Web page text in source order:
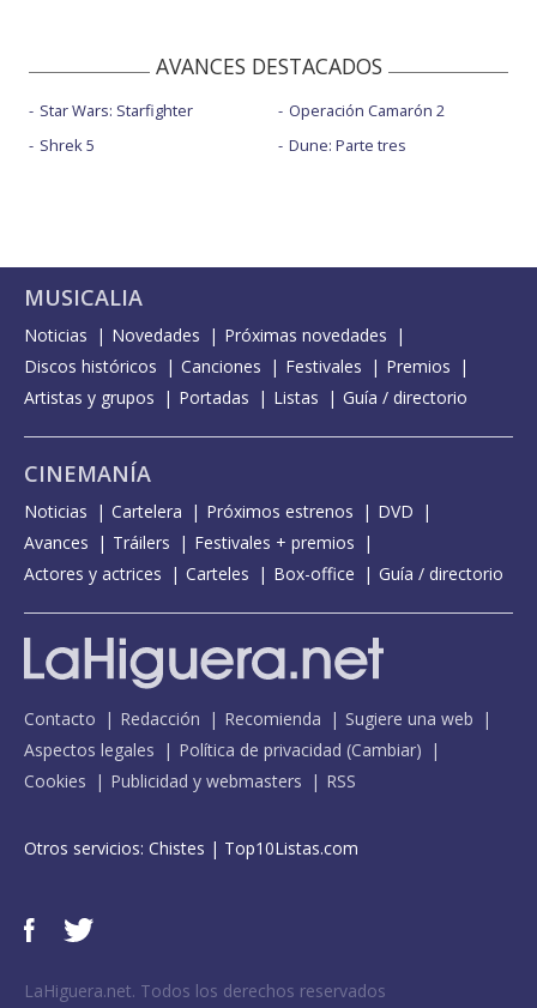
AVANCES DESTACADOS
Star Wars: Starfighter
Shrek 5
Operación Camarón 2
Dune: Parte tres
MUSICALIA
Noticias Novedades
Próximas novedades
Discos históricos
Canciones Festivales
Premios
Artistas y grupos
Portadas Listas Guía / directorio
CINEMANÍA
Noticias Cartelera Próximos estrenos
DVD
Avances
Tráilers
Festivales + premios
Actores y actrices
Carteles Box-office Guía / directorio
Contacto Redacción Recomienda
Sugiere una web
Aspectos legales
Política de privacidad (Cambiar)
Cookies
Publicidad y webmasters RSS
Otros servicios: Chistes | Top10Listas.com
LaHiguera.net. Todos los derechos reservados